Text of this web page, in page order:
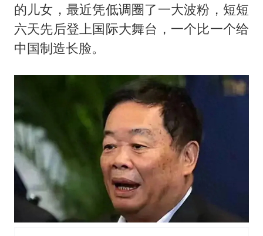
的儿女，最近凭低调圈了一大波粉，短短
六天先后登上国际大舞台，一个比一个给
中国制造长脸。